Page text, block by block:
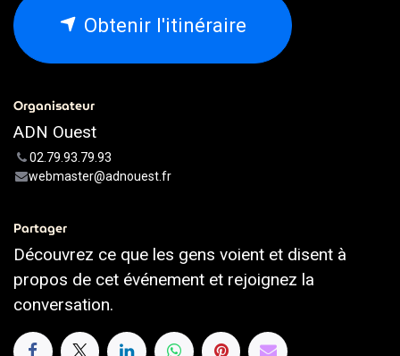
Obtenir l'itinéraire
Organisateur
ADN Ouest
02.79.93.79.93
webmaster@adnouest.fr
Partager
Découvrez ce que les gens voient et disent à
propos de cet événement et rejoignez la
conversation.